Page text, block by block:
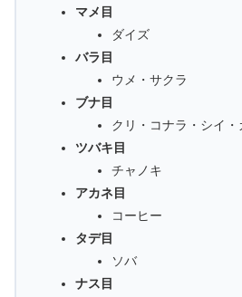
マメ目
ダイズ
バラ目
ウメ・サクラ
ブナ目
クリ・コナラ・シイ・
ツバキ目
チャノキ
アカネ目
コーヒー
タデ目
ソバ
ナス目